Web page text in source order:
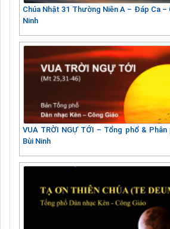
Chúa Nhật 31 Thường Niên A – Đáp Ca –
Ninh
VUA TRỜI NGỰ TỚI – Tổng phổ & Phân
Bùi Ninh